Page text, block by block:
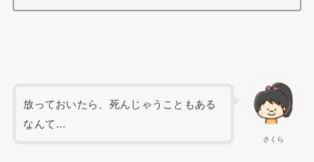
さくら
放っておいたら、死んじゃうこともある
なんて…